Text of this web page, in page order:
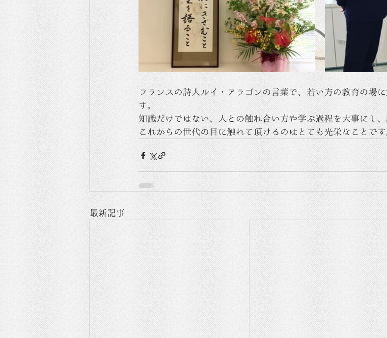
フランスの詩人ルイ・アラゴンの言葉で、若い方の教育の場
す。
知識だけではない、人との触れ合い方や学ぶ過程を大事にし
これからの世代の目に触れて頂けるのはとても光栄なことです
最新記事